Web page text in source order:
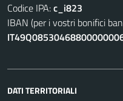
Codice IPA:c_i823
IBAN (per i vostri bonifici
DATI TERRITORIALI